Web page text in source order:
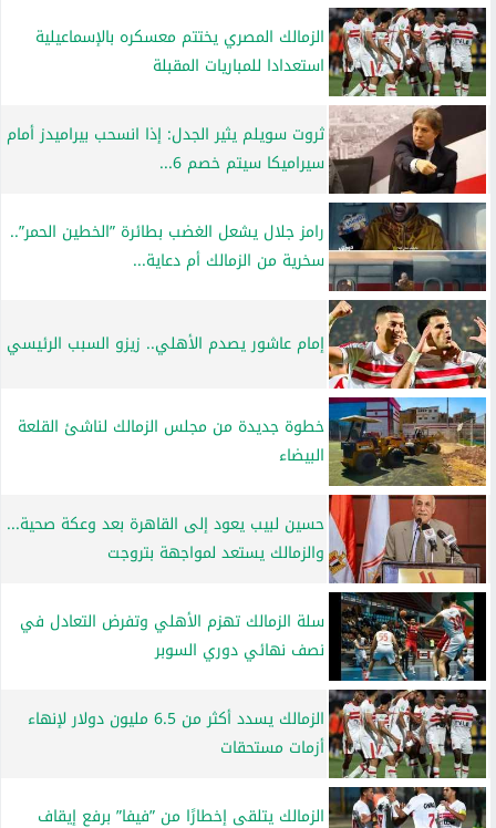
الزمالك المصري يختتم معسكره بالإسماعيلية
استعدادا للمباريات المقبلة
ثروت سويلم يثير الجدل: إذا انسحب بيراميدز أمام
سيراميكا سيتم خصم 6...
رامز جلال يشعل الغضب بطائرة ”الخطين الحمر”..
سخرية من الزمالك أم دعاية...
إمام عاشور يصدم الأهلي.. زيزو السبب الرئيسي
خطوة جديدة من مجلس الزمالك لناشئ القلعة
البيضاء
حسين لبيب يعود إلى القاهرة بعد وعكة صحية...
والزمالك يستعد لمواجهة بتروجت
سلة الزمالك تهزم الأهلي وتفرض التعادل في
نصف نهائي دوري السوبر
الزمالك يسدد أكثر من 6.5 مليون دولار لإنهاء
أزمات مستحقات
الزمالك يتلقى إخطارًا من ”فيفا” برفع إيقاف